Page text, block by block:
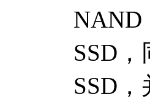
NAND
SSD
SSD